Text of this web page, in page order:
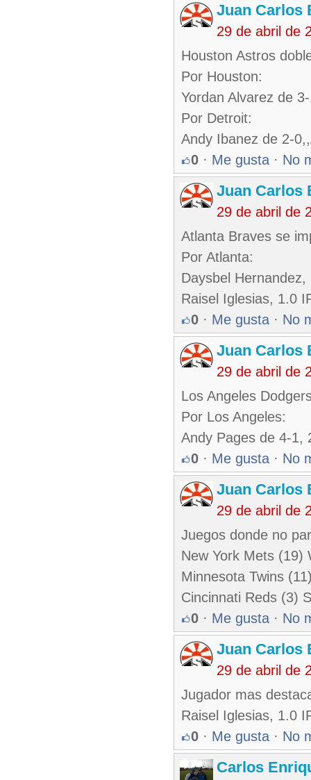
Juan Carlos
29 de abril de
Houston Astros
Por Houston:
Yordan Alvarez de
Por Detroit:
Andy Ibanez de 2-
0 · Me gusta · No
Juan Carlos
29 de abril de
Atlanta Braves se
Por Atlanta:
Daysbel
Raisel Iglesias, 1.0
0 · Me gusta · No
Juan Carlos
29 de abril de
Los Angeles
Por Los Angeles:
Andy Pages de 4-1,
0 · Me gusta · No
Juan Carlos
29 de abril de
Juegos donde no
New York Mets (19)
Minnesota Twins
Cincinnati Reds (3)
0 · Me gusta · No
Juan Carlos
29 de abril de
Jugador mas
Raisel Iglesias, 1.0
0 · Me gusta · No
Carlos